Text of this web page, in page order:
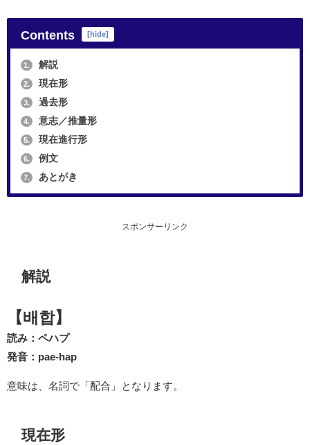
Contents [hide]
1. 解説
2. 現在形
3. 過去形
4. 意志／推量形
5. 現在進行形
6. 例文
7. あとがき
スポンサーリンク
解説
【배합】
読み：ペハプ
発音：pae-hap
意味は、名詞で「配合」となります。
現在形